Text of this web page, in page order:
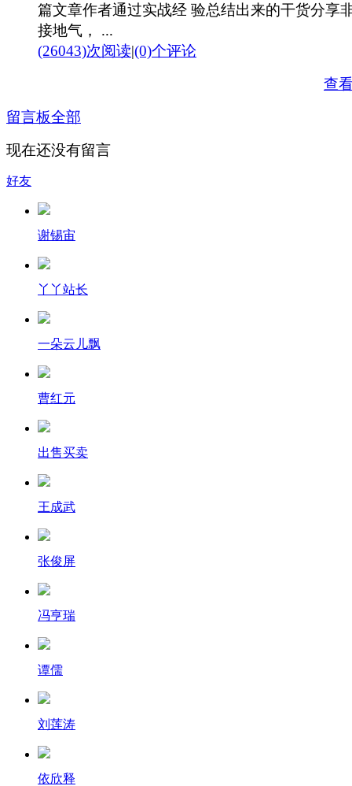
篇文章作者通过实战经 验总结出来的干货分享
接地气， ...
(26043)次阅读|(0)个评论
查
留言板全部
现在还没有留言
好友
谢锡宙
丫丫站长
一朵云儿飘
曹红元
出售买卖
王成武
张俊屏
冯亨瑞
谭儒
刘莲涛
依欣释